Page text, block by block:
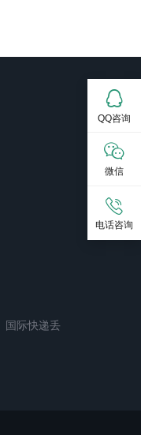
国际快递丢
QQ咨询
微信
电话咨询